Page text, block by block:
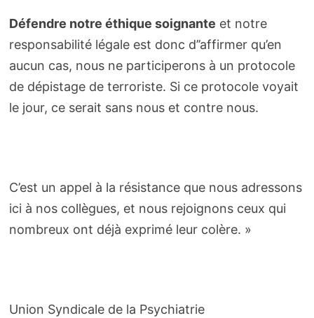
Défendre notre éthique soignante et notre
responsabilité légale est donc d’’affirmer qu’en
aucun cas, nous ne participerons à un protocole
de dépistage de terroriste. Si ce protocole voyait
le jour, ce serait sans nous et contre nous.
C’est un appel à la résistance que nous adressons
ici à nos collègues, et nous rejoignons ceux qui
nombreux ont déjà exprimé leur colère. »
Union Syndicale de la Psychiatrie